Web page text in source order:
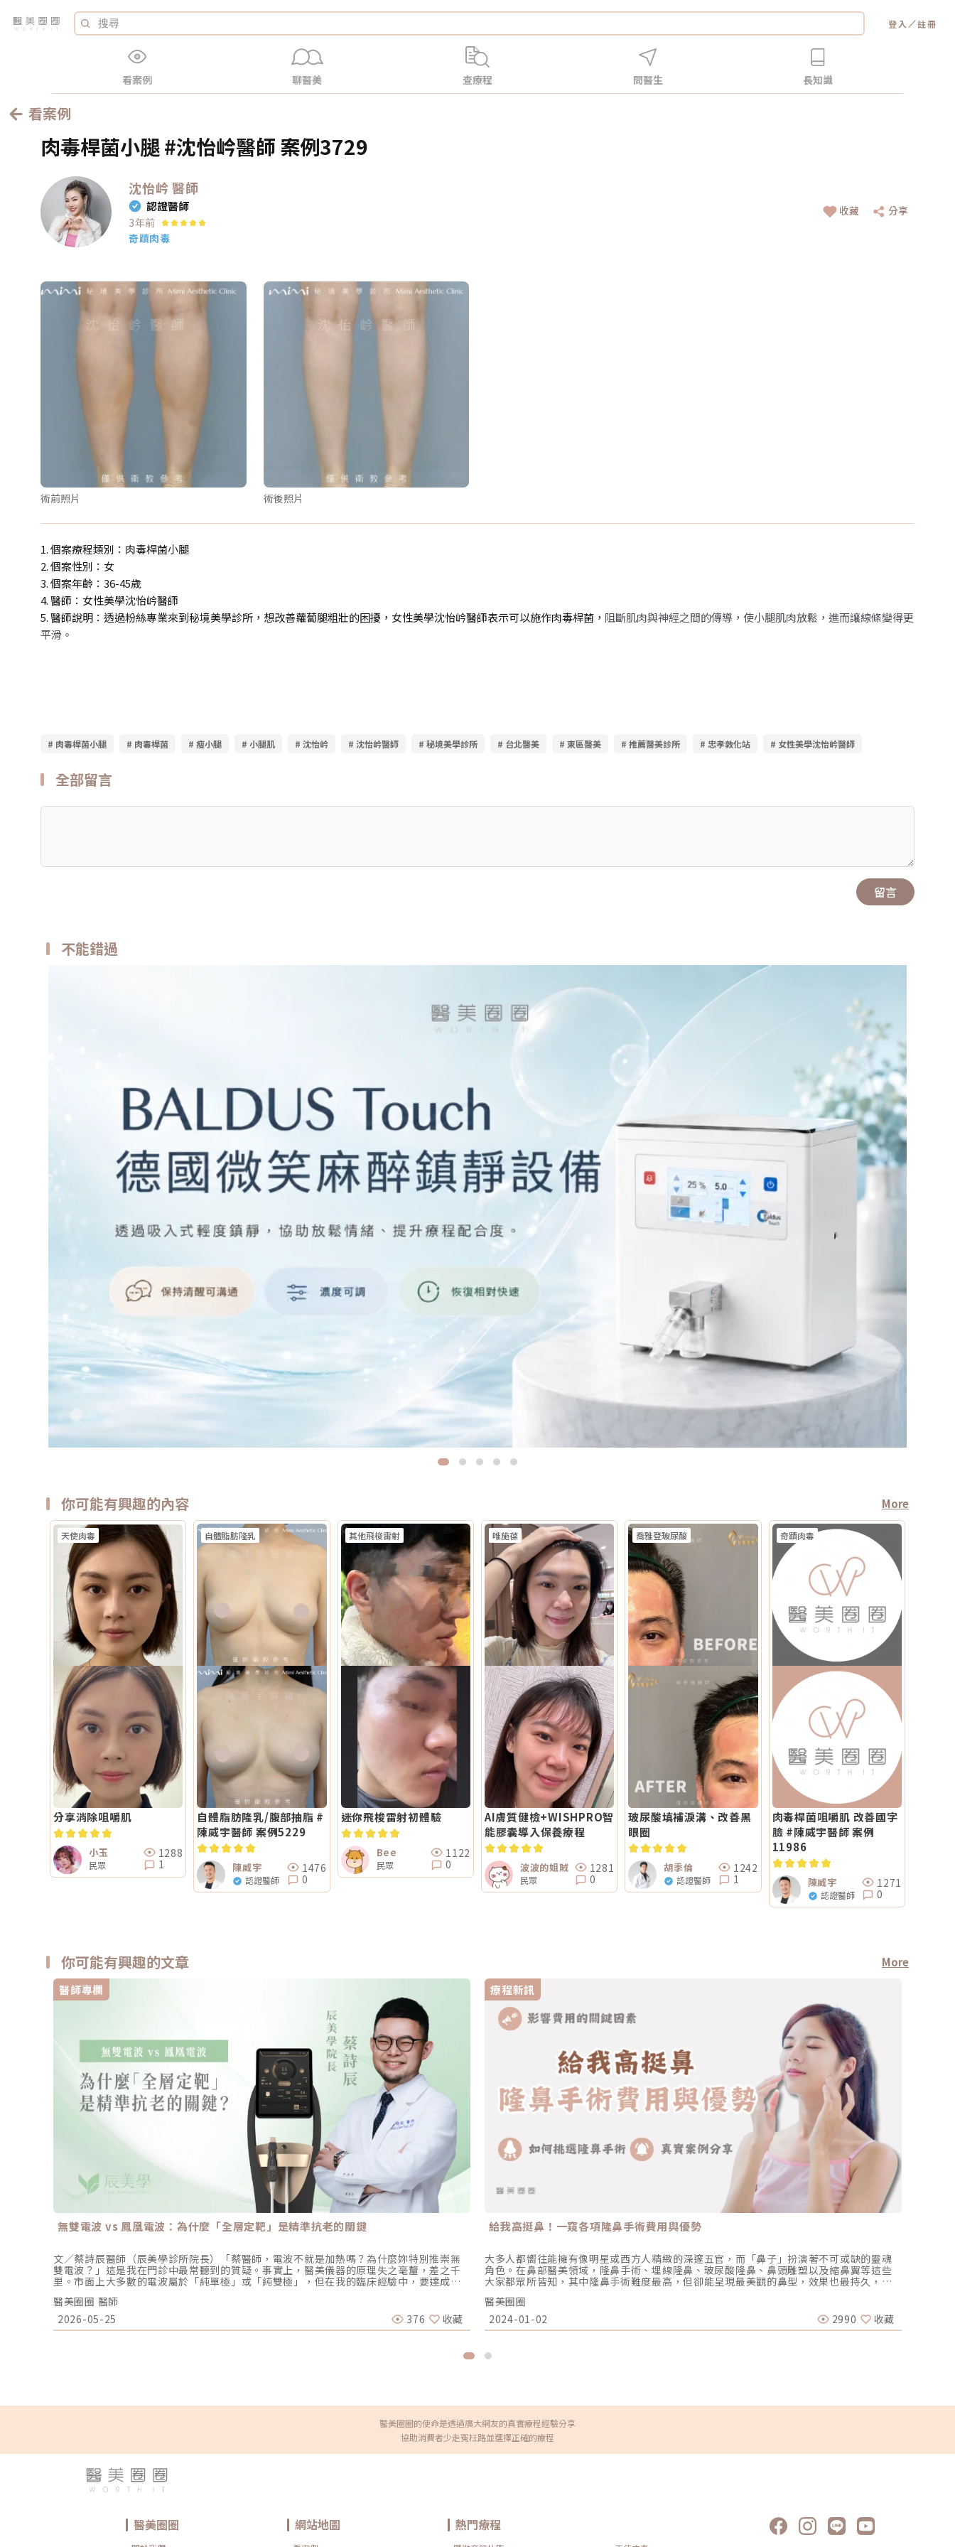
登入 ／註冊
看案例 聊醫美 查療程 問醫生 長知識
看案例
肉毒桿菌小腿 #沈怡岒醫師 案例3729
沈怡岒醫師
認證醫師
3年前
奇蹟肉毒
收藏 分享
術前照片 術後照片
1. 個案療程類別：肉毒桿菌小腿
2. 個案性別：女
3. 個案年齡：36-45歲
4. 醫師：女性美學沈怡岒醫師
5. 醫師說明：透過粉絲專業來到秘境美學診所，想改善蘿蔔腿粗壯的困擾，女性美學沈怡岒醫師表示可以施作肉毒桿菌， 阻斷肌肉與神經之間的傳導，使小腿肌肉放鬆，進而讓線條變得更
平滑。
# 肉毒桿菌小腿 # 肉毒桿菌 # 瘦小腿 # 小腿肌 # 沈怡岒 # 沈怡岒醫師 # 秘境美學診所 # 台北醫美 # 東區醫美 # 推薦醫美診所 # 忠孝敦化站 # 女性美學沈怡岒醫師
全部留言
留言
不能錯過
你可能有興趣的內容 More
天使肉毒
分享消除咀嚼肌
小玉
民眾
1288
1
自體脂肪隆乳
自體脂肪隆乳/腹部抽脂 #
陳威宇醫師 案例5229
陳威宇
認證醫師
1476
0
其他飛梭雷射
迷你飛梭雷射初體驗
Bee
民眾
1122
0
唯施葆
AI膚質健檢+WISHPRO智
能膠囊導入保養療程
波波的姐賊
民眾
1281
0
喬雅登玻尿酸
玻尿酸填補淚溝、改善黑
眼圈
胡季倫
認證醫師
1242
1
奇蹟肉毒
肉毒桿菌咀嚼肌 改善國字
臉 #陳威宇醫師 案例
11986
陳威宇
認證醫師
1271
0
你可能有興趣的文章
More
醫師專欄
無雙電波 vs 鳳凰電波：為什麼「全層定靶」是精準抗老的關鍵
文／蔡詩辰醫師（辰美學診所院長）「蔡醫師，電波不就是加熱嗎？為什麼妳特別推崇無
雙電波？」這是我在門診中最常聽到的質疑。事實上，醫美儀器的原理失之毫釐，差之千
里。市面上大多數的電波屬於「純單極」或「純雙極」，但在我的臨床經驗中，要達成理
電波（Density），並結合我的埋線力學經驗，推動「全層定靶式拉提」。原理決定效果：
為什麼無雙電波與眾不同？要選對機器，必須先理解無雙電波在能量物理上的「降維打
擊」：1. 突破單一維度：單雙極同時輸出的「鎖熱效應」傳統電波（如鳳凰）主要依靠單
中同時切換單極（Monopolar）與雙極（Bipolar）： 單極（建地基）：負責開路，能量
持久。2. 韌帶定靶：將埋線思維導入電波操作身為長期操作埋線拉提的醫師，我對臉部
「支撐韌帶」的座標極其敏感。無雙電波的能量分佈特性，讓我們能實現「韌帶定靶」：
我們不再是全臉盲目掃描，而是針對上臉眼眶韌帶、中臉顴弓韌帶、淚溝韌帶、下臉下顎
支撐點等關鍵座標進行定點加強。 利用單極深層鎖定、雙極淺層收網，在這些「抗老定錨
點」上施加精準的向上拉力。這種力學邏輯，是純單極電波較難達成的細膩質感。蔡詩辰
次： 如果您追求的是整體的飽滿感：鳳凰電波的單極容積式加熱是經典的選擇。 如果您追
求的是線條的「收緊」與「向上復位」：無雙電波的「全層定靶」技術，能針對鬆弛的韌
發輸出時自動微調，確保每一處定靶點的能量都精準到位，這也是我追求「醫療精準度」
的最後一塊拼圖。專業的執著：親自規劃，精準定靶工具再好，也要看操作者的手感。在
辰美學，我會將埋線所累積的臉部解剖學功底，完整應用在無雙電波的施打路徑上。我們
醫美圈圈 醫師
2026-05-25
376 收藏
療程新訊
給我高挺鼻！一窺各項隆鼻手術費用與優勢
大多人都嚮往能擁有像明星或西方人精緻的深邃五官，而「鼻子」扮演著不可或缺的靈魂
角色。在鼻部醫美領域，隆鼻手術、埋線隆鼻、玻尿酸隆鼻、鼻頭雕塑以及縮鼻翼等這些
大家都眾所皆知，其中隆鼻手術難度最高，但卻能呈現最美觀的鼻型，效果也最持久，因
提升臉部深邃立體感。由於不同的醫師選擇的手術方式會不同，植入材料也有所區別。而
隆鼻手術費用、各項手術優勢、影響價格的因素又有哪些呢？就讓我們繼續看下去。 如何
挑選適合的隆鼻手術？市面上眾多隆鼻手術，涵蓋一段式、二段式、三段式等不同選擇。
型或L型鼻模的薄片，調整鼻高度。同時，利用自體耳軟骨塑造鼻頭的線條、提升眉心山根
並延長鼻中膈。多段式隆鼻手術採用薄片植入物，以多層次的方式置入，不僅能讓鼻子呈
時，手術會利用自體耳軟骨，以增添鼻頭線條。這種方法不僅呈現更自然的效果，同時耳
軟骨在鼻頭充當緩衝器，有效降低了穿刺風險。適用於鼻頭塌陷、具有山根，渴望再追求
更高挺鼻樑者。3段式隆鼻：利用I型或L型鼻模分段後置入鼻腔，調整鼻子高度。手術採用
自體耳軟骨，用以塑造鼻頭線條、提升山根高度或延長鼻中膈。3段式結構式隆鼻手術基本
上已能有效調整各種鼻型問題，特別適用於有朝天鼻、鼻翼太寬、鼻子較塌陷等問題。隆
鼻或鼻孔外露難以矯正。 可塑性高，自然度、 安全性高。 價格 60,000起 35,000起
45,000起 55,000起 影響隆鼻手術費用的關鍵因素不同材料：材料的不同會直接產生成本
差異，從矽膠、Gore-tex鼻模，到針劑類等，而不同的材料必須根據個
醫美圈圈
2024-01-02
2990 收藏
溫滯留
出體外
醫美圈圈的使命是透過廣大網友的真實療程經驗分享
協助消費者少走冤枉路並選擇正確的療程
醫美圈圈 網站地圖 熱門療程